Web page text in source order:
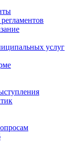
услуг